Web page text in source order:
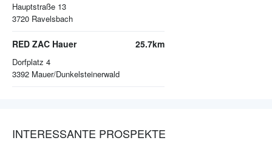
Hauptstraße 13
3720 Ravelsbach
RED ZAC Hauer
Dorfplatz 4
3392 Mauer/Dunkelsteinerwald
25.7km
INTERESSANTE PROSPEKTE